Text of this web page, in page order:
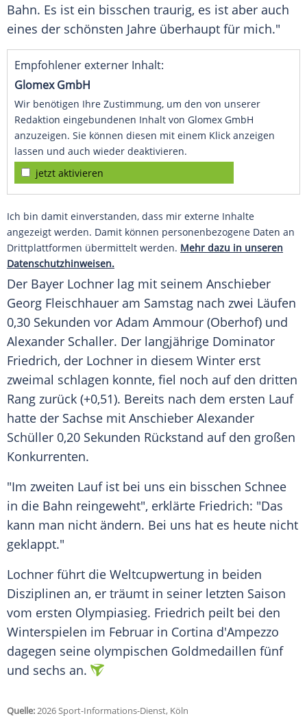
Bahn. Es ist ein bisschen traurig, es ist aber auch
eines der schönsten Jahre überhaupt für mich."
Empfohlener externer Inhalt:
Glomex GmbH
Wir benötigen Ihre Zustimmung, um den von unserer
Redaktion eingebundenen Inhalt von Glomex GmbH
anzuzeigen. Sie können diesen mit einem Klick anzeigen
lassen und auch wieder deaktivieren.
jetzt aktivieren
Ich bin damit einverstanden, dass mir externe Inhalte
angezeigt werden. Damit können personenbezogene Daten an
Drittplattformen übermittelt werden. Mehr dazu in unseren
Datenschutzhinweisen.
Der Bayer Lochner lag mit seinem Anschieber
Georg Fleischhauer am Samstag nach zwei Läufen
0,30 Sekunden vor Adam Ammour (Oberhof) und
Alexander Schaller. Der langjährige Dominator
Friedrich, der Lochner in diesem Winter erst
zweimal schlagen konnte, fiel noch auf den dritten
Rang zurück (+0,51). Bereits nach dem ersten Lauf
hatte der Sachse mit Anschieber Alexander
Schüller 0,20 Sekunden Rückstand auf den großen
Konkurrenten.
"Im zweiten Lauf ist bei uns ein bisschen Schnee
in die Bahn reingeweht", erklärte Friedrich: "Das
kann man nicht ändern. Bei uns hat es heute nicht
geklappt."
Lochner führt die Weltcupwertung in beiden
Disziplinen an, er träumt in seiner letzten Saison
vom ersten Olympiasieg. Friedrich peilt bei den
Winterspielen im Februar in Cortina d'Ampezzo
dagegen seine olympischen Goldmedaillen fünf
und sechs an.
Quelle:2026 Sport-Informations-Dienst, Köln